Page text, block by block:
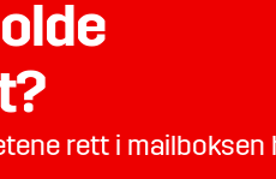
rett i mailboksen